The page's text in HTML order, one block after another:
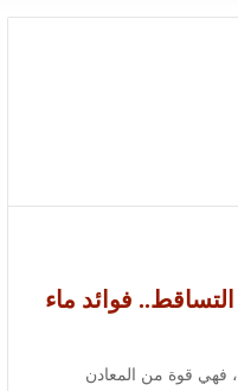
فوائد ماء
فهي قوة من المعادن